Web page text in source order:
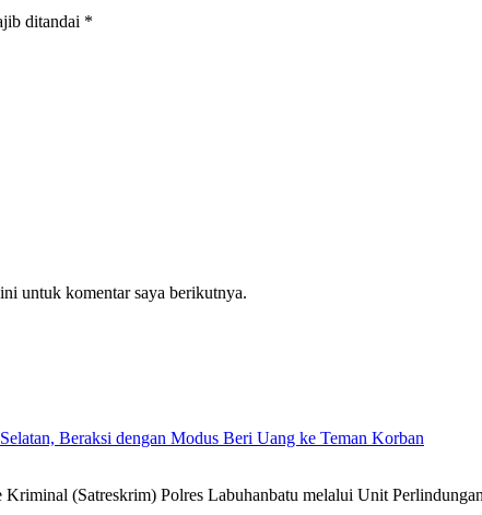
ditandai *
untuk komentar saya berikutnya.
Beraksi dengan Modus Beri Uang ke Teman Korban
(Satreskrim) Polres Labuhanbatu melalui Unit